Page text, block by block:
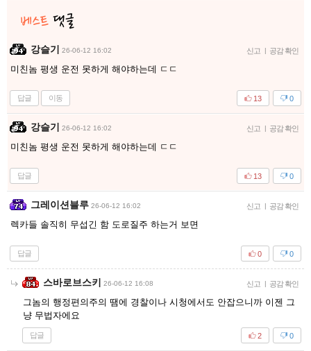
강슬기 26-06-12 16:02 신고 | 공감 확인
미친놈 평생 운전 못하게 해야하는데 ㄷㄷ
답글 이동 0
13
강슬기 26-06-12 16:02 신고 | 공감 확인
미친놈 평생 운전 못하게 해야하는데 ㄷㄷ
답글 0
13
그레이션블루 26-06-12 16:02 신고 | 공감 확인
렉카들 솔직히 무섭긴 함 도로질주 하는거 보면
답글 0
0
스바로브스키 26-06-12 16:08 신고 | 공감 확인
그놈의 행정편의주의 땜에 경찰이나 시청에서도 안잡으니까 이젠 그
냥 무법자에요
답글 0
2